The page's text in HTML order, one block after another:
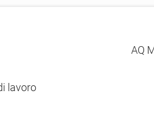
lavoro
AQ